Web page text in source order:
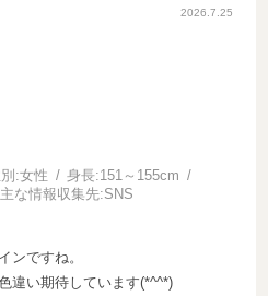
2026.7.25
:女性 身長:151～155cm
主な情報収集先:SNS
ンですね。
違い期待しています(*^^*)